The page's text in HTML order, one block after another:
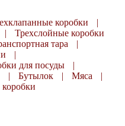
коробки
|
|
Трехслойные коробки
тара
|
|
для посуды
|
| Бутылок | Мяса
|